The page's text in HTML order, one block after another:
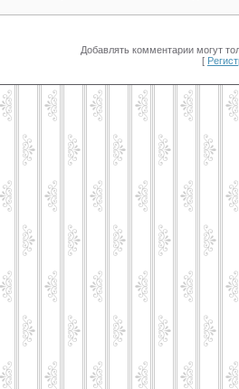
Добавлять комментарии могут
[